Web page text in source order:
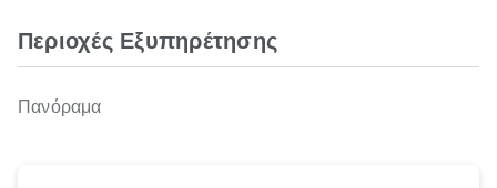
Περιοχές Εξυπηρέτησης
Πανόραμα